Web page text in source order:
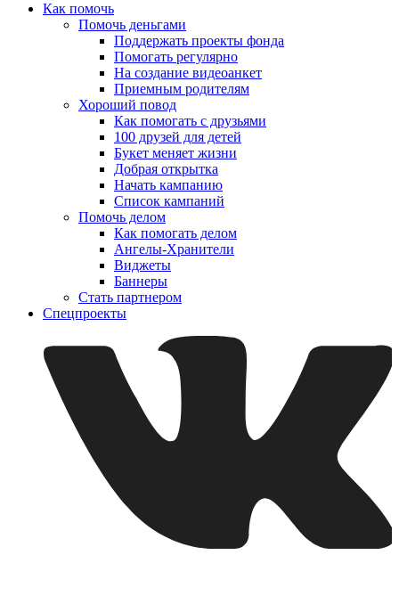
Как помочь
Помочь деньгами
Поддержать проекты фонда
Помогать регулярно
На создание видеоанкет
Приемным родителям
Хороший повод
Как помогать с друзьями
100 друзей для детей
Букет меняет жизни
Добрая открытка
Начать кампанию
Список кампаний
Помочь делом
Как помогать делом
Ангелы-Хранители
Виджеты
Баннеры
Стать партнером
Спецпроекты